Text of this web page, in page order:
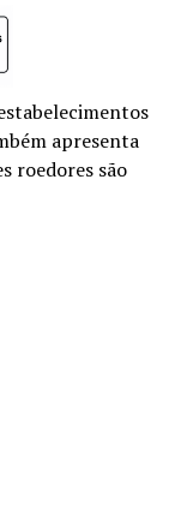
apresenta
roedores são